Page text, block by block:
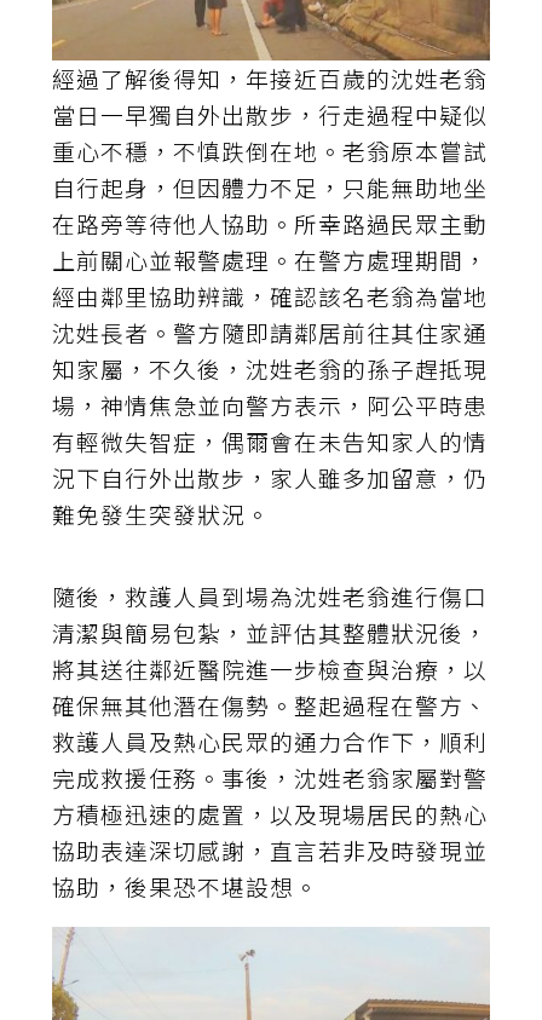
經過了解後得知，年接近百歲的沈姓老翁
當日一早獨自外出散步，行走過程中疑似
重心不穩，不慎跌倒在地。老翁原本嘗試
自行起身，但因體力不足，只能無助地坐
在路旁等待他人協助。所幸路過民眾主動
上前關心並報警處理。在警方處理期間，
經由鄰里協助辨識，確認該名老翁為當地
沈姓長者。警方隨即請鄰居前往其住家通
知家屬，不久後，沈姓老翁的孫子趕抵現
場，神情焦急並向警方表示，阿公平時患
有輕微失智症，偶爾會在未告知家人的情
況下自行外出散步，家人雖多加留意，仍
難免發生突發狀況。
隨後，救護人員到場為沈姓老翁進行傷口
清潔與簡易包紮，並評估其整體狀況後，
將其送往鄰近醫院進一步檢查與治療，以
確保無其他潛在傷勢。整起過程在警方、
救護人員及熱心民眾的通力合作下，順利
完成救援任務。事後，沈姓老翁家屬對警
方積極迅速的處置，以及現場居民的熱心
協助表達深切感謝，直言若非及時發現並
協助，後果恐不堪設想。